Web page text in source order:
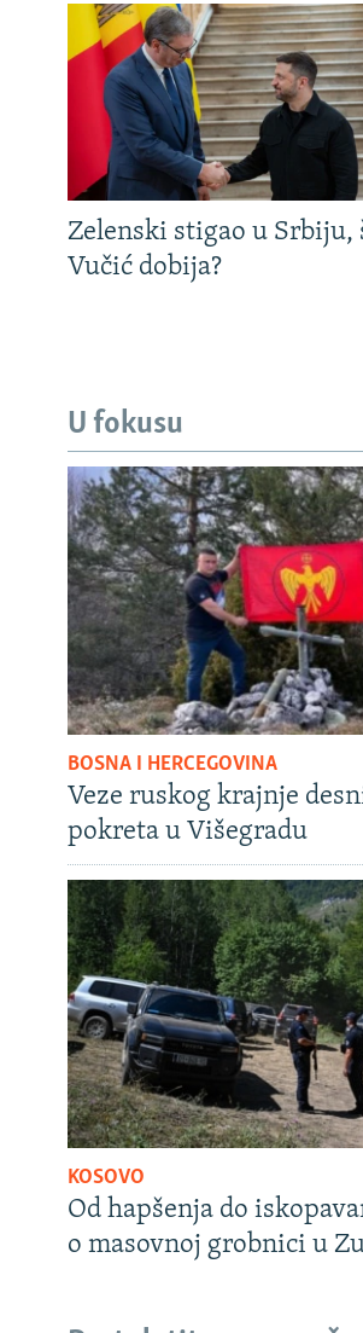
Zelenski stigao u Srbiju,
Vučić dobija?
U fokusu
BOSNA I HERCEGOVINA
Veze ruskog krajnje
pokreta u Višegradu
KOSOVO
Od hapšenja do
o masovnoj grobnici u